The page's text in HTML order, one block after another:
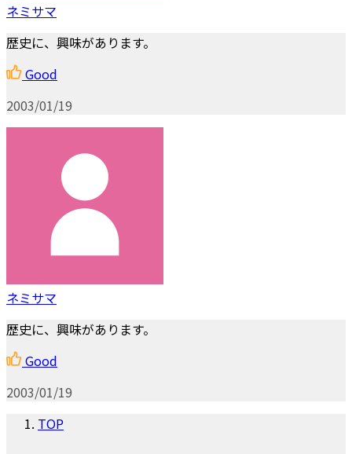
ネミサマ
歴史に、興味があります。
Good
2003/01/19
ネミサマ
歴史に、興味があります。
Good
2003/01/19
TOP